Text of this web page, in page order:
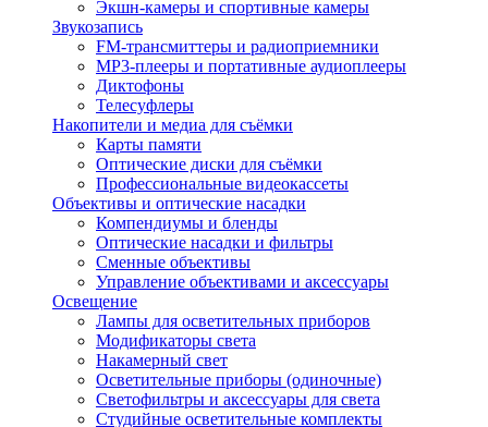
Экшн-камеры и спортивные камеры
Звукозапись
FM-трансмиттеры и радиоприемники
MP3-плееры и портативные аудиоплееры
Диктофоны
Телесуфлеры
Накопители и медиа для съёмки
Карты памяти
Оптические диски для съёмки
Профессиональные видеокассеты
Объективы и оптические насадки
Компендиумы и бленды
Оптические насадки и фильтры
Сменные объективы
Управление объективами и аксессуары
Освещение
Лампы для осветительных приборов
Модификаторы света
Накамерный свет
Осветительные приборы (одиночные)
Светофильтры и аксессуары для света
Студийные осветительные комплекты